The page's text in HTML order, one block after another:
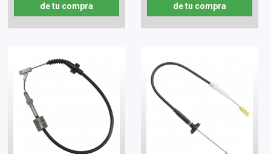
de tu compra
de tu compra